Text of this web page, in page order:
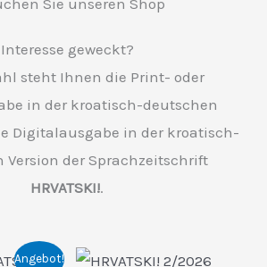
Sie unseren Shop
Interesse geweckt?
steht Ihnen die Print- oder
in der kroatisch-deutschen
Digitalausgabe in der kroatisch-
Version der Sprachzeitschrift
HRVATSKI!.
Angebot!